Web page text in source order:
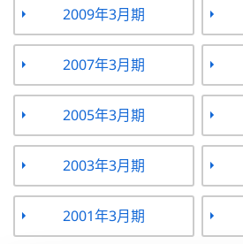
2009年3月期
2007年3月期
2005年3月期
2003年3月期
2001年3月期